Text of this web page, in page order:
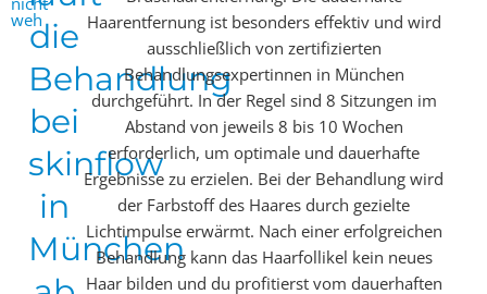
wehdie
Behandlung
bei
skinflow
in
München
Haarentfernung ist besonders effektiv und wird
ausschließlich von zertifizierten
Behandlungsexpertinnen in München
durchgeführt. In der Regel sind 8 Sitzungen im
Abstand von jeweils 8 bis 10 Wochen
erforderlich, um optimale und dauerhafte
Ergebnisse zu erzielen. Bei der Behandlung wird
der Farbstoff des Haares durch gezielte
Lichtimpulse erwärmt. Nach einer erfolgreichen
Behandlung kann das Haarfollikel kein neues
Haar bilden und du profitierst vom dauerhaften